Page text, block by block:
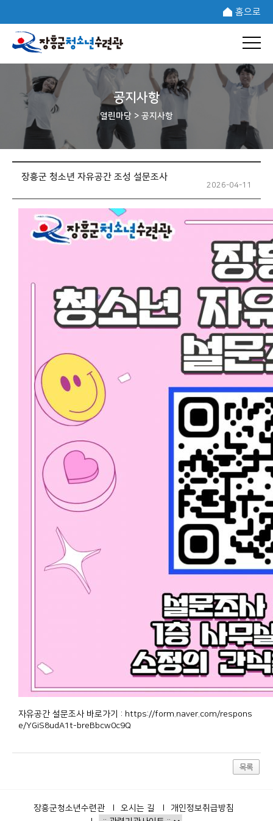
홈으로
공지사항
열린마당 > 공지사항
장흥군 청소년 자유공간 조성 설문조사
2026-04-11
자유공간 설문조사 바로가기 : https://form.naver.com/respons
e/YGiS8udA1t-breBbcw0c9Q
목록
장흥군청소년수련관 오시는 길 개인정보취급방침